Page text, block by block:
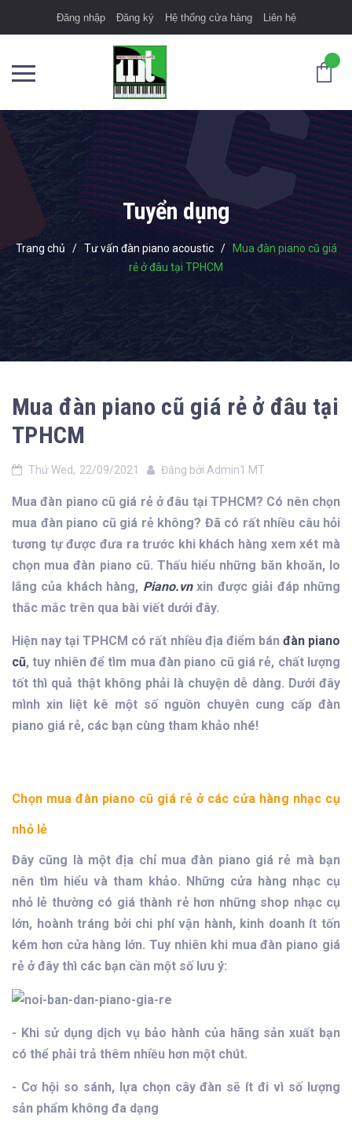
Đăng nhập Đăng ký Hệ thống cửa hàng Liên hệ
Tuyển dụng
Trang chủ / Tư vấn đàn piano acoustic / Mua đàn piano cũ giá
rẻ ở đâu tại TPHCM
Mua đàn piano cũ giá rẻ ở đâu tại
TPHCM
Thứ Wed, 22/09/2021 Đăng bởi Admin1 MT
Mua đàn piano cũ giá rẻ ở đâu tại TPHCM? Có nên chọn
mua đàn piano cũ giá rẻ không? Đã có rất nhiều câu hỏi
tương tự được đưa ra trước khi khách hàng xem xét mà
chọn mua đàn piano cũ. Thấu hiểu những băn khoăn, lo
lắng của khách hàng, Piano.vnxin được giải đáp những
thắc mắc trên qua bài viết dưới đây.
Hiện nay tại TPHCM có rất nhiều địa điểm bán đàn piano
cũ, tuy nhiên để tìm mua đàn piano cũ giá rẻ, chất lượng
tốt thì quả thật không phải là chuyện dễ dàng. Dưới đây
mình xin liệt kê một số nguồn chuyên cung cấp đàn
piano giá rẻ, các bạn cùng tham khảo nhé!
Chọn mua đàn piano cũ giá rẻ ở các cửa hàng nhạc cụ
nhỏ lẻ
Đây cũng là một địa chỉ mua đàn piano giá rẻ mà bạn
nên tìm hiểu và tham khảo. Những cửa hàng nhạc cụ
nhỏ lẻ thường có giá thành rẻ hơn những shop nhạc cụ
lớn, hoành tráng bởi chi phí vận hành, kinh doanh ít tốn
kém hơn cửa hàng lớn. Tuy nhiên khi mua đàn piano giá
rẻ ở đây thì các bạn cần một số lưu ý:
- Khi sử dụng dịch vụ bảo hành của hãng sản xuất bạn
có thể phải trả thêm nhiều hơn một chút.
- Cơ hội so sánh, lựa chọn cây đàn sẽ ít đi vì số lượng
sản phẩm không đa dạng